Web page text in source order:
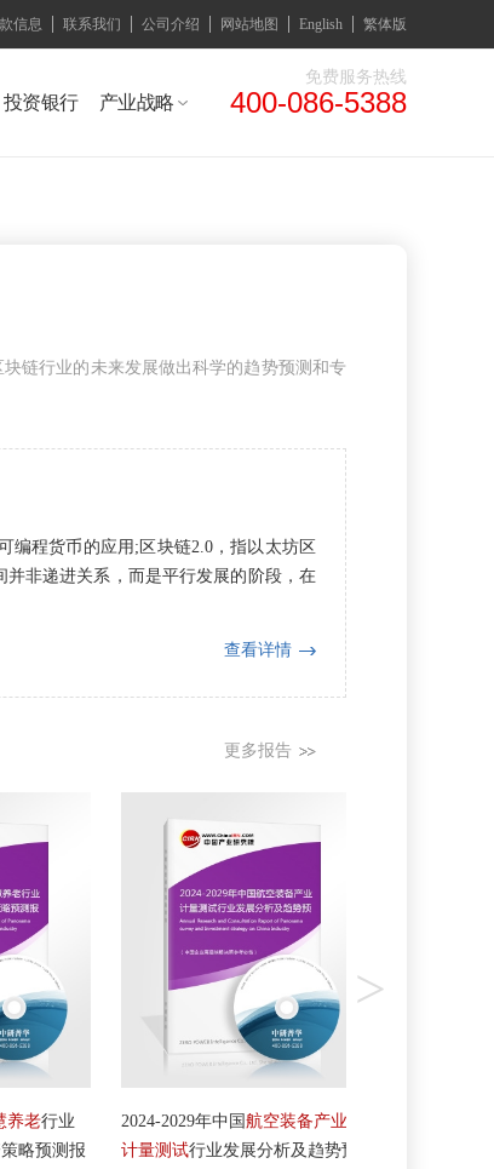
信息 联系我们 公司介绍 网站地图 English 繁体版
投资银行 产业战略
免费服务热线
400-086-5388
链行业的未来发展做出科学的趋势预测和专
编程货币的应用;区块链2.0，指以太坊区
非递进关系，而是平行发展的阶段，在
查看详情
更多报告
老行业
预测报
2024-2029年中国 航空装备产业
计量测试 行业发展分析及趋势预
>